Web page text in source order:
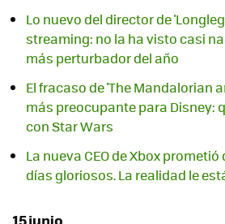
Lo nuevo del director de
streaming: no la ha visto casi
más perturbador del año
El fracaso de 'The Mandalorian
más preocupante para Disney:
con Star Wars
La nueva CEO de Xbox
días gloriosos. La realidad le